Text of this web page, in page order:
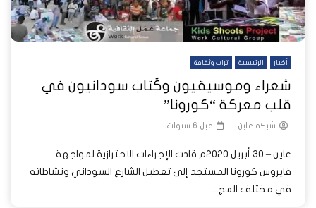
أخبار الرئيسية تراث وثقافة
شعراء وموسيقيون وكُتاب سودانيون في
قلب معركة “كورونا”
شبكة عاين قبل 6 سنوات
عاين – 30 أبريل 2020م قادت الإجراءات الاحترازية لمواجهة
فايروس كورونا المستجد إلى تعطيل الشارع السوداني ونشاطاته
في مختلف المج...